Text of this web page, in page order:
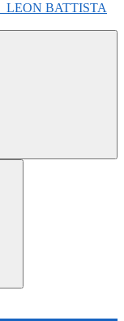
LEON BATTISTA